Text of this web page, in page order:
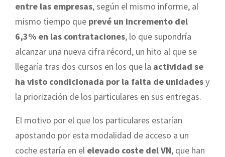
entre las empresas, según el mismo informe, al
mismo tiempo que prevé un incremento del
6,3% en las contrataciones, lo que supondría
alcanzar una nueva cifra récord, un hito al que se
llegaría tras dos cursos en los que la actividad se
ha visto condicionada por la falta de unidadesy
la priorización de los particulares en sus entregas.
El motivo por el que los particulares estarían
apostando por esta modalidad de acceso a un
coche estaría en el elevado coste del VN, que han